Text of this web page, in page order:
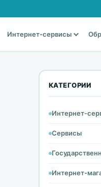
Интернет-сервисы
КАТЕГОРИИ
Интернет-
Сервисы
Интернет-